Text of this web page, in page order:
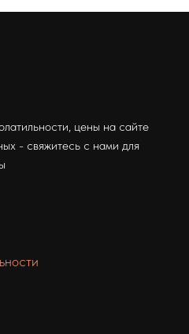
цены на сайте
- свяжитесь с нами для